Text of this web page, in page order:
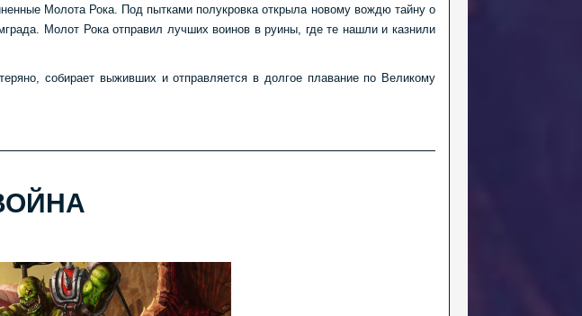
Молота Рока. Под пытками полукровка открыла новому вождю тайну о
Молот Рока отправил лучших воинов в руины, где те нашли и казнили
собирает выживших и отправляется в долгое плавание по Великому